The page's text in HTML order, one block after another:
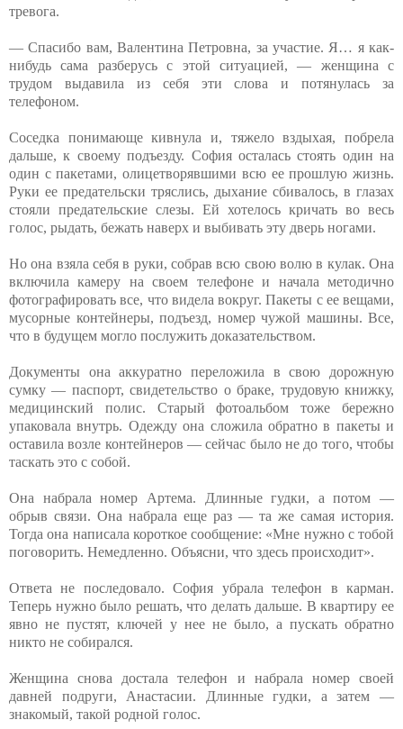
тревога.
— Спасибо вам, Валентина Петровна, за участие. Я… я как-
нибудь сама разберусь с этой ситуацией, — женщина с
трудом выдавила из себя эти слова и потянулась за
телефоном.
Соседка понимающе кивнула и, тяжело вздыхая, побрела
дальше, к своему подъезду. София осталась стоять один на
один с пакетами, олицетворявшими всю ее прошлую жизнь.
Руки ее предательски тряслись, дыхание сбивалось, в глазах
стояли предательские слезы. Ей хотелось кричать во весь
голос, рыдать, бежать наверх и выбивать эту дверь ногами.
Но она взяла себя в руки, собрав всю свою волю в кулак. Она
включила камеру на своем телефоне и начала методично
фотографировать все, что видела вокруг. Пакеты с ее вещами,
мусорные контейнеры, подъезд, номер чужой машины. Все,
что в будущем могло послужить доказательством.
Документы она аккуратно переложила в свою дорожную
сумку — паспорт, свидетельство о браке, трудовую книжку,
медицинский полис. Старый фотоальбом тоже бережно
упаковала внутрь. Одежду она сложила обратно в пакеты и
оставила возле контейнеров — сейчас было не до того, чтобы
таскать это с собой.
Она набрала номер Артема. Длинные гудки, а потом —
обрыв связи. Она набрала еще раз — та же самая история.
Тогда она написала короткое сообщение: «Мне нужно с тобой
поговорить. Немедленно. Объясни, что здесь происходит».
Ответа не последовало. София убрала телефон в карман.
Теперь нужно было решать, что делать дальше. В квартиру ее
явно не пустят, ключей у нее не было, а пускать обратно
никто не собирался.
Женщина снова достала телефон и набрала номер своей
давней подруги, Анастасии. Длинные гудки, а затем —
знакомый, такой родной голос.